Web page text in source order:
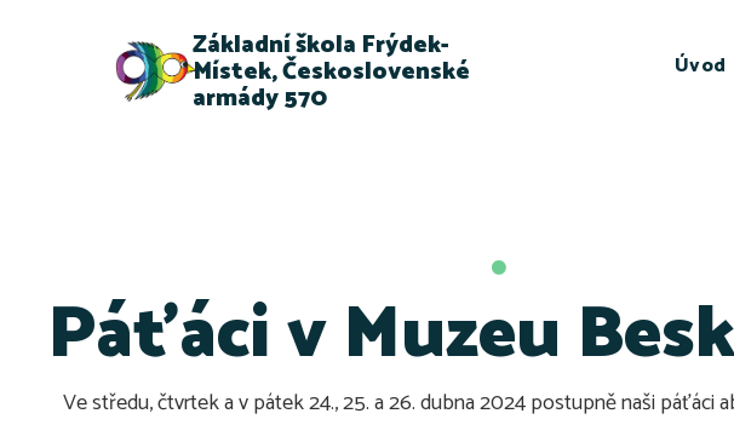
Základní škola Frýdek-
Místek, Československé
armády 570
Úvod
Páťáci v Muzeu
Ve středu, čtvrtek a v pátek 24., 25. a 26. dubna 2024 postupně naši